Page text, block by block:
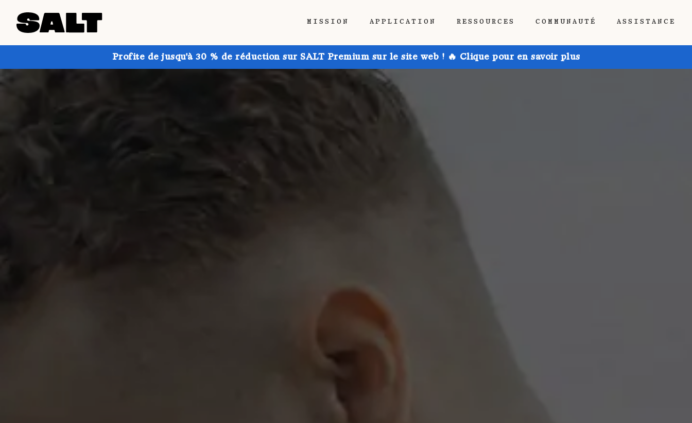
MISSION APPLICATION RESSOURCES COMMUNAUTÉ ASSISTANCE
Profite de jusqu'à 30 % de réduction sur SALT Premium sur le site web ! 🔥 Clique pour en savoir plus